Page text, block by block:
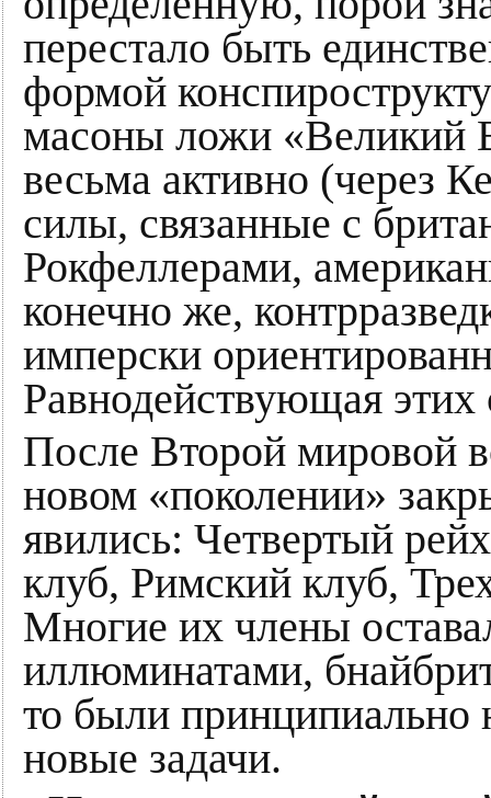
перестало быть
формой
масоны ложи «Великий
весьма активно (через
силы, связанные с
Рокфеллерами,
конечно же,
имперски
Равнодействующая
После Второй мировой
новом «поколении»
явились: Четвертый
клуб, Римский клуб,
Многие их члены
иллюминатами,
то были принципиально
новые задачи.